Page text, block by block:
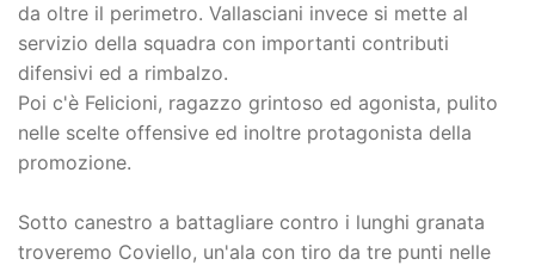
da oltre il perimetro. Vallasciani invece si mette al
servizio della squadra con importanti contributi
difensivi ed a rimbalzo.
Poi c'è Felicioni, ragazzo grintoso ed agonista, pulito
nelle scelte offensive ed inoltre protagonista della
promozione.
Sotto canestro a battagliare contro i lunghi granata
troveremo Coviello, un'ala con tiro da tre punti nelle